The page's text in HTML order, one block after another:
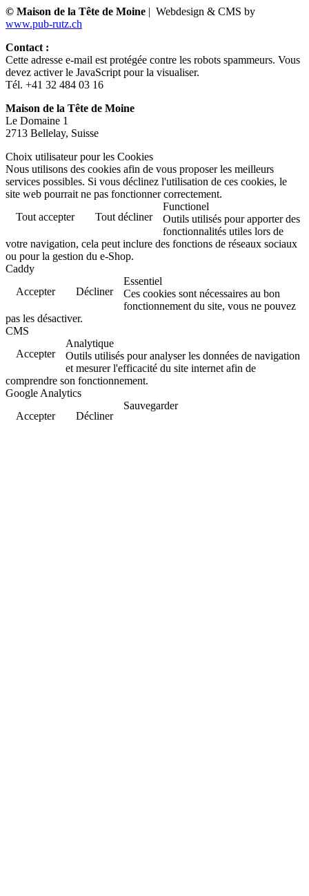
© Maison de la Tête de Moine | Webdesign & CMS by
www.pub-rutz.ch
Contact :
Cette adresse e-mail est protégée contre les robots spammeurs. Vous
devez activer le JavaScript pour la visualiser.
Tél. +41 32 484 03 16
Maison de la Tête de Moine
Le Domaine 1
2713 Bellelay, Suisse
Choix utilisateur pour les Cookies
Nous utilisons des cookies afin de vous proposer les meilleurs
services possibles. Si vous déclinez l'utilisation de ces cookies, le
site web pourrait ne pas fonctionner correctement.
Tout accepter
Tout décliner
Functionel
Outils utilisés pour apporter des
fonctionnalités utiles lors de
votre navigation, cela peut inclure des fonctions de réseaux sociaux
ou pour la gestion du e-Shop.
Caddy
Accepter
Décliner
Essentiel
Ces cookies sont nécessaires au bon
fonctionnement du site, vous ne pouvez
pas les désactiver.
CMS
Accepter
Analytique
Outils utilisés pour analyser les données de navigation
et mesurer l'efficacité du site internet afin de
comprendre son fonctionnement.
Google Analytics
Accepter
Décliner
Sauvegarder